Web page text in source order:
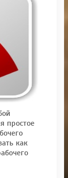
простое
как